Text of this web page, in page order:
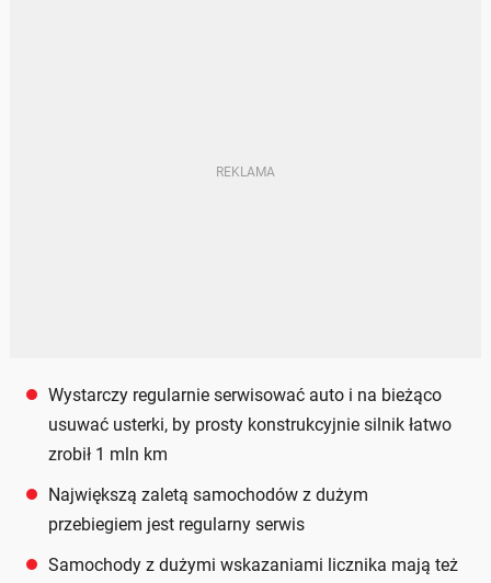
Wystarczy regularnie serwisować auto i na bieżąco
usuwać usterki, by prosty konstrukcyjnie silnik łatwo
zrobił 1 mln km
Największą zaletą samochodów z dużym
przebiegiem jest regularny serwis
Samochody z dużymi wskazaniami licznika mają też